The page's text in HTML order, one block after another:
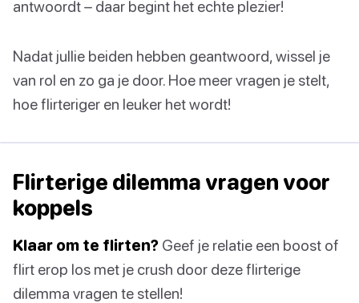
antwoordt – daar begint het echte plezier!
Nadat jullie beiden hebben geantwoord, wissel je
van rol en zo ga je door. Hoe meer vragen je stelt,
hoe flirteriger en leuker het wordt!
Flirterige dilemma vragen voor
koppels
Klaar om te flirten? Geef je relatie een boost of
flirt erop los met je crush door deze flirterige
dilemma vragen te stellen!